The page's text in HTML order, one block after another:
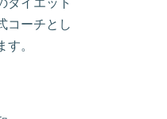
コーチとし
。